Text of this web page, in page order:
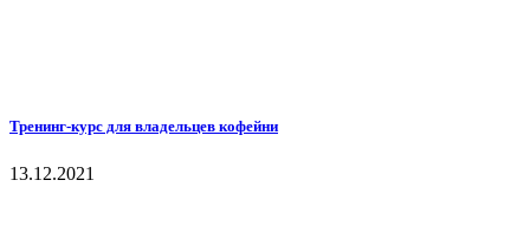
Тренинг-курс для владельцев кофейни
13.12.2021